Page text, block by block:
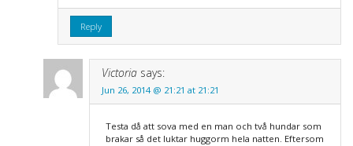
Reply
Victoria says:
Jun 26, 2014 @ 21:21 at 21:21
Testa då att sova med en man och två hundar som
brakar så det luktar huggorm hela natten. Eftersom